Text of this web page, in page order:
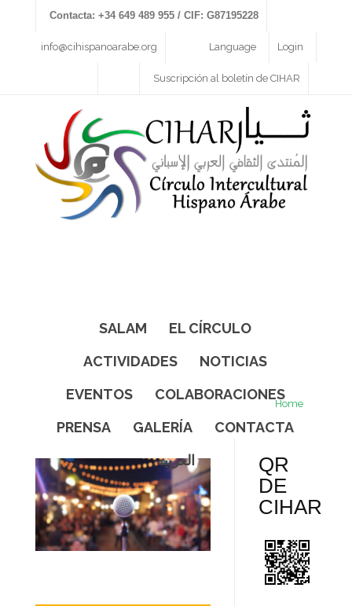
Contacta: +34 649 489 955 / CIF: G87195228
info@cihispanoarabe.org Login
Language
Suscripción al boletín de CIHAR
SALAM
EL CÍRCULO
ACTIVIDADES
NOTICIAS
EVENTOS
COLABORACIONES
PRENSA
GALERÍA
CONTACTA
العربيه
Home
QR
DE
CIHAR